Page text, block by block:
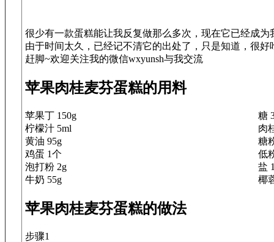
很少有一款蛋糕能让我反复做那么多次，现在它已经成
由于时间太久，已经记不清它的出处了，只是知道，很
苹果肉桂麦芬蛋糕的用料
苹果丁 150g
糖
柠檬汁 5ml
肉
黄油 95g
糖
鸡蛋 1个
低
泡打粉 2g
盐
牛奶 55g
椰
苹果肉桂麦芬蛋糕的做法
步骤1